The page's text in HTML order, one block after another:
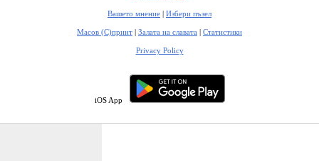
Вашето мнение | Избери пъзел
Масов (С)принт | Залата на славата | Статистики
Privacy Policy
iOS App